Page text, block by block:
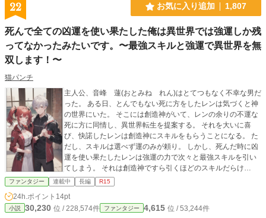
22 お気に入り追加 1,807
死んで全ての凶運を使い果たした俺は異世界では強運しか残
ってなかったみたいです。〜最強スキルと強運で異世界を無
双します！〜
猫パンチ
主人公、音峰 蓮(おとみね れん)はとてつもなく不幸な男だ
った。 ある日、とんでもない死に方をしたレンは気づくと神
の世界にいた。 そこには創造神がいて、レンの余りの不運な
死に方に同情し、異世界転生を提案する。 それを大いに喜
び、快諾したレンは創造神にスキルをもらうことになる。 た
だし、スキルは選べず運のみが頼り。 しかし、死んだ時に凶
運を使い果たしたレンは強運の力で次々と最強スキルを引い
てしまう。 それは創造神ですら引くほどのスキルだらけ
で・・・ そして、レンは最強スキルと強運で異世界を無双し
てゆく・・・。
ファンタジー 連載中 長編 R15
24h.ポイント 14pt
小説 30,230 位 / 228,574件 ファンタジー 4,615 位 / 53,244件